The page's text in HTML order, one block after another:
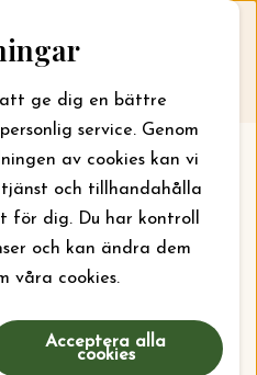
ge dig en bättre
service. Genom
av cookies kan vi
och tillhandahålla
för dig. Du har kontroll
och kan ändra dem
våra cookies.
Acceptera alla
cookies
Till webbansökan